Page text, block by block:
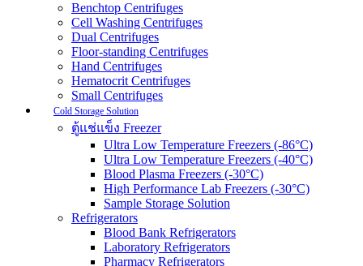
Benchtop Centrifuges
Cell Washing Centrifuges
Dual Centrifuges
Floor-standing Centrifuges
Hand Centrifuges
Hematocrit Centrifuges
Small Centrifuges
Cold Storage Solution
ตู้แช่แข็ง Freezer
Ultra Low Temperature Freezers (-86°C)
Ultra Low Temperature Freezers (-40°C)
Blood Plasma Freezers (-30°C)
High Performance Lab Freezers (-30°C)
Sample Storage Solution
Refrigerators
Blood Bank Refrigerators
Laboratory Refrigerators
Pharmacy Refrigerators